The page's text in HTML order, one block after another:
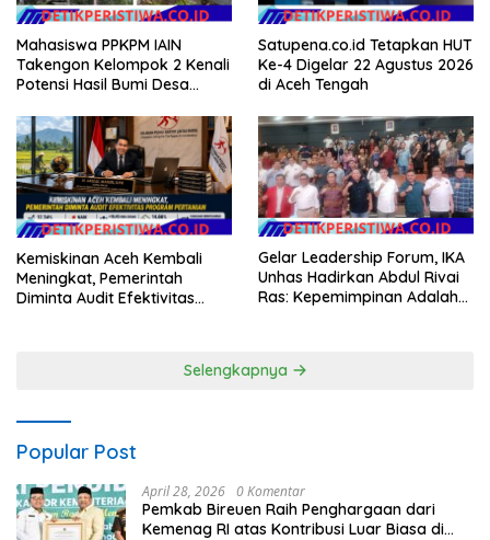
Mahasiswa PPKPM IAIN
Takengon Kelompok 2 Kenali
Potensi Hasil Bumi Desa
Satupena.co.id Tetapkan HUT
Ke-4 Digelar 22 Agustus 2026
di Aceh Tengah
Kemiskinan Aceh Kembali
Meningkat, Pemerintah
Diminta Audit Efektivitas
Gelar Leadership Forum, IKA
Unhas Hadirkan Abdul Rivai
Ras: Kepemimpinan Adalah
Selengkapnya
Popular Post
April 28, 2026 0 Komentar
Pemkab Bireuen Raih Penghargaan dari
Kemenag RI atas Kontribusi Luar Biasa di